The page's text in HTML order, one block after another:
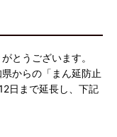
とうございます。
からの「まん延防止
日まで延長し、下記